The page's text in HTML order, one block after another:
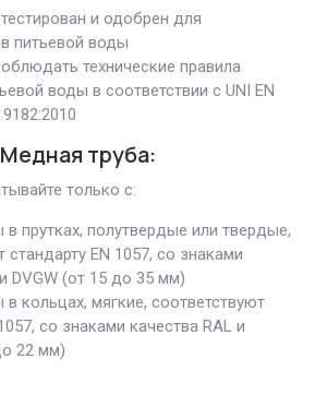
и одобрен для
питьевой воды
технические правила
воды в соответствии с UNI EN
труба:
только с:
прутках, полутвердые или твердые,
стандарту EN 1057, со знаками
DVGW (от 15 до 35 мм)
кольцах, мягкие, соответствуют
со знаками качества RAL и
22 мм)